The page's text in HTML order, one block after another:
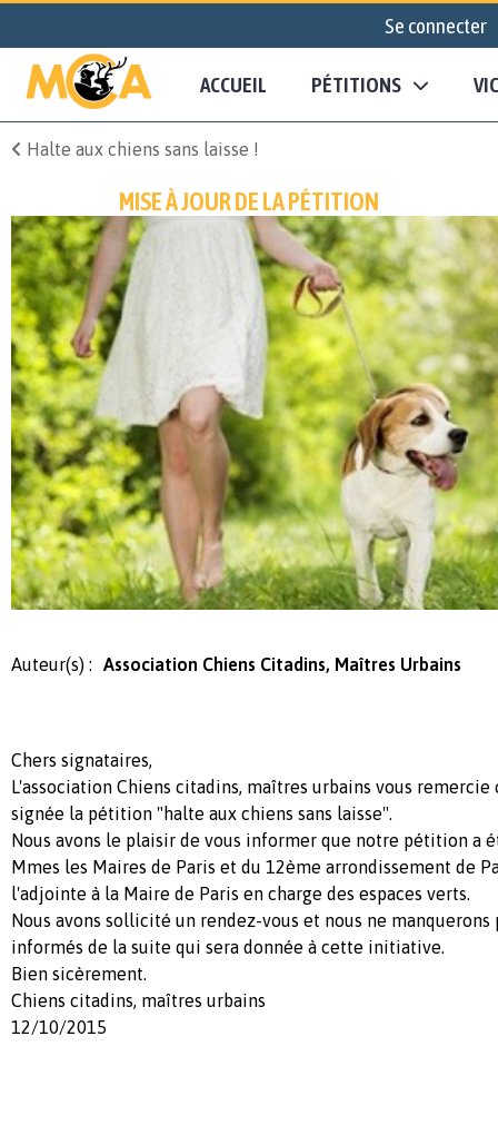
Se connecter
ACCUEIL PÉTITIONS
Halte aux chiens sans laisse !
MISE À JOUR DE LA PÉTITION
Auteur(s) : Association Chiens Citadins, Maîtres Urbains
Chers signataires,
L'association Chiens citadins, maîtres urbains vous
signée la pétition "halte aux chiens sans laisse".
Nous avons le plaisir de vous informer que notre pétition a
Mmes les Maires de Paris et du 12ème arrondissement de
l'adjointe à la Maire de Paris en charge des espaces verts.
Nous avons sollicité un rendez-vous et nous ne manquerons
informés de la suite qui sera donnée à cette initiative.
Bien sicèrement.
Chiens citadins, maîtres urbains
12/10/2015